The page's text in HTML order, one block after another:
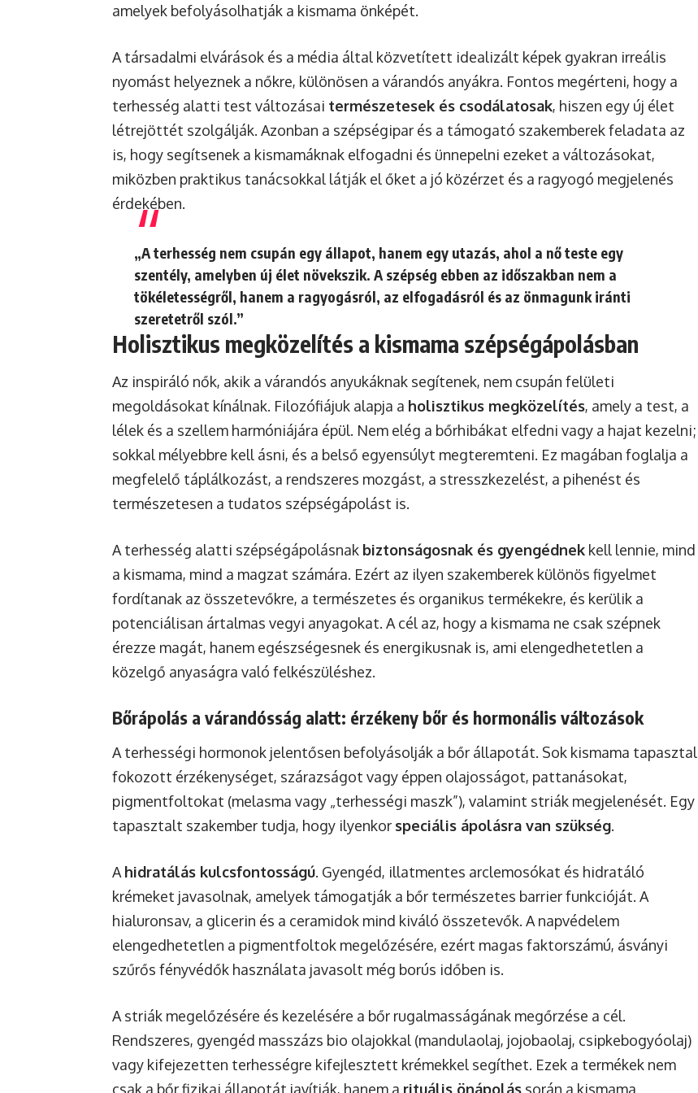
amelyek befolyásolhatják a kismama önképét.
A társadalmi elvárások és a média által közvetített idealizált képek gyakran irreális
nyomást helyeznek a nőkre, különösen a várandós anyákra. Fontos megérteni, hogy a
terhesség alatti test változásai természetesek és csodálatosak, hiszen egy új élet
létrejöttét szolgálják. Azonban a szépségipar és a támogató szakemberek feladata az
is, hogy segítsenek a kismamáknak elfogadni és ünnepelni ezeket a változásokat,
miközben praktikus tanácsokkal látják el őket a jó közérzet és a ragyogó megjelenés
érdekében.
„A terhesség nem csupán egy állapot, hanem egy utazás, ahol a nő teste egy
szentély, amelyben új élet növekszik. A szépség ebben az időszakban nem a
tökéletességről, hanem a ragyogásról, az elfogadásról és az önmagunk iránti
szeretetről szól.”
Holisztikus megközelítés a kismama szépségápolásban
Az inspiráló nők, akik a várandós anyukáknak segítenek, nem csupán felületi
megoldásokat kínálnak. Filozófiájuk alapja a holisztikus megközelítés, amely a test, a
lélek és a szellem harmóniájára épül. Nem elég a bőrhibákat elfedni vagy a hajat kezelni;
sokkal mélyebbre kell ásni, és a belső egyensúlyt megteremteni. Ez magában foglalja a
megfelelő táplálkozást, a rendszeres mozgást, a stresszkezelést, a pihenést és
természetesen a tudatos szépségápolást is.
A terhesség alatti szépségápolásnak biztonságosnak és gyengédnek kell lennie, mind
a kismama, mind a magzat számára. Ezért az ilyen szakemberek különös figyelmet
fordítanak az összetevőkre, a természetes és organikus termékekre, és kerülik a
potenciálisan ártalmas vegyi anyagokat. A cél az, hogy a kismama ne csak szépnek
érezze magát, hanem egészségesnek és energikusnak is, ami elengedhetetlen a
közelgő anyaságra való felkészüléshez.
Bőrápolás a várandósság alatt: érzékeny bőr és hormonális változások
A terhességi hormonok jelentősen befolyásolják a bőr állapotát. Sok kismama tapasztal
fokozott érzékenységet, szárazságot vagy éppen olajosságot, pattanásokat,
pigmentfoltokat (melasma vagy „terhességi maszk”), valamint striák megjelenését. Egy
tapasztalt szakember tudja, hogy ilyenkor speciális ápolásra van szükség.
A hidratálás kulcsfontosságú. Gyengéd, illatmentes arclemosókat és hidratáló
krémeket javasolnak, amelyek támogatják a bőr természetes barrier funkcióját. A
hialuronsav, a glicerin és a ceramidok mind kiváló összetevők. A napvédelem
elengedhetetlen a pigmentfoltok megelőzésére, ezért magas faktorszámú, ásványi
szűrős fényvédők használata javasolt még borús időben is.
A striák megelőzésére és kezelésére a bőr rugalmasságának megőrzése a cél.
Rendszeres, gyengéd masszázs bio olajokkal (mandulaolaj, jojobaolaj, csipkebogyóolaj)
vagy kifejezetten terhességre kifejlesztett krémekkel segíthet. Ezek a termékek nem
csak a bőr fizikai állapotát javítják, hanem a rituális önápolás során a kismama